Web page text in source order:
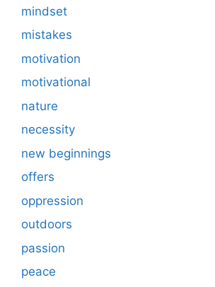
mindset
mistakes
motivation
motivational
nature
necessity
new beginnings
offers
oppression
outdoors
passion
peace